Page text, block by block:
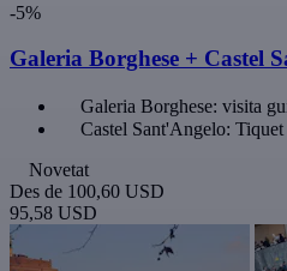
-5%
Galeria Borghese + Castel
Galeria Borghese: visita
Castel Sant'Angelo:
Novetat
Des de 100,60 USD
95,58 USD